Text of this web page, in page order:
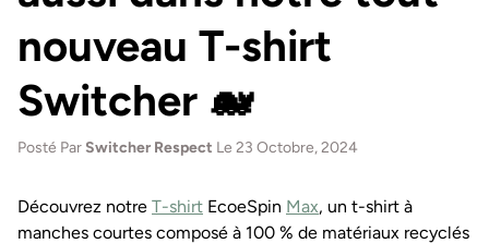
nouveau T-shirt
Switcher 🐋
Posté Par Switcher Respect Le 23 Octobre, 2024
Découvrez notre T-shirt EcoeSpin Max, un t-shirt à
manches courtes composé à 100 % de matériaux recyclés